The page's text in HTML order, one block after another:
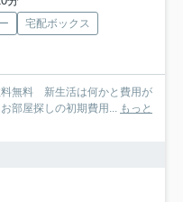
宅配ボックス
料無料 新生活は何かと費用が
部屋探しの初期費用...
もっと